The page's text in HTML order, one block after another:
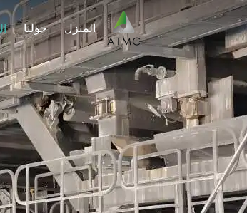
المنزل حولنا